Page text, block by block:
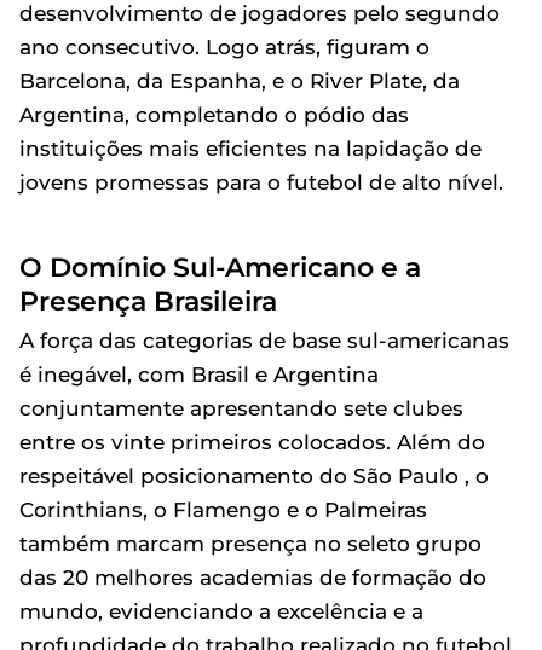
desenvolvimento de jogadores pelo segundo
ano consecutivo. Logo atrás, figuram o
Barcelona, da Espanha, e o River Plate, da
Argentina, completando o pódio das
instituições mais eficientes na lapidação de
jovens promessas para o futebol de alto nível.
O Domínio Sul-Americano e a
Presença Brasileira
A força das categorias de base sul-americanas
é inegável, com Brasil e Argentina
conjuntamente apresentando sete clubes
entre os vinte primeiros colocados. Além do
respeitável posicionamento do São Paulo , o
Corinthians, o Flamengo e o Palmeiras
também marcam presença no seleto grupo
das 20 melhores academias de formação do
mundo, evidenciando a excelência e a
profundidade do trabalho realizado no futebol